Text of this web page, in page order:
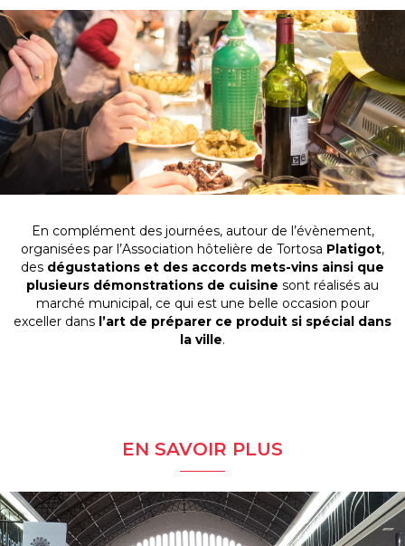
En complément des journées, autour de l’évènement,
organisées par l’Association hôtelière de Tortosa Platigot,
des dégustations et des accords mets-vins ainsi que
plusieurs démonstrations de cuisine sont réalisés au
marché municipal, ce qui est une belle occasion pour
exceller dans l’art de préparer ce produit si spécial dans
la ville.
EN SAVOIR PLUS